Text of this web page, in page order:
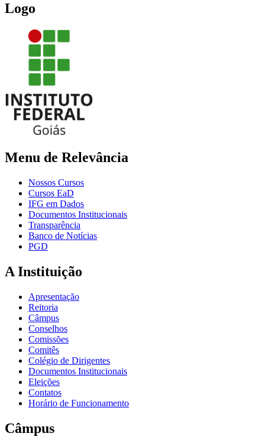
Logo
Menu de Relevância
Nossos Cursos
Cursos EaD
IFG em Dados
Documentos Institucionais
Transparência
Banco de Notícias
PGD
A Instituição
Apresentação
Reitoria
Câmpus
Conselhos
Comissões
Comitês
Colégio de Dirigentes
Documentos Institucionais
Eleições
Contatos
Horário de Funcionamento
Câmpus